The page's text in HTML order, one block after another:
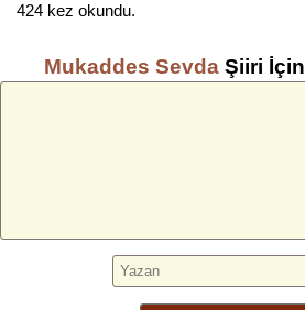
424 kez okundu.
Mukaddes SevdaŞiiri İçin